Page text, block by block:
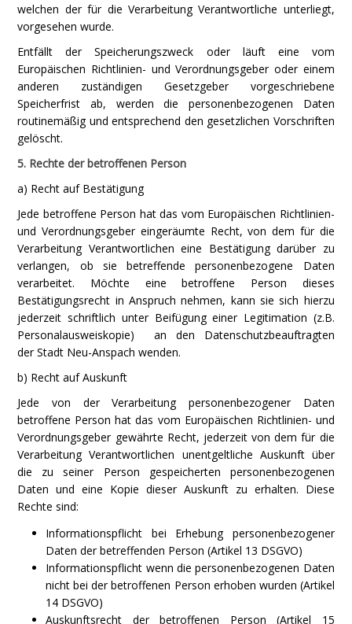
welchen der für die Verarbeitung Verantwortliche unterliegt,
vorgesehen wurde.
Entfällt der Speicherungszweck oder läuft eine vom
Europäischen Richtlinien- und Verordnungsgeber oder einem
anderen zuständigen Gesetzgeber vorgeschriebene
Speicherfrist ab, werden die personenbezogenen Daten
routinemäßig und entsprechend den gesetzlichen Vorschriften
gelöscht.
5. Rechte der betroffenen Person
a) Recht auf Bestätigung
Jede betroffene Person hat das vom Europäischen Richtlinien-
und Verordnungsgeber eingeräumte Recht, von dem für die
Verarbeitung Verantwortlichen eine Bestätigung darüber zu
verlangen, ob sie betreffende personenbezogene Daten
verarbeitet. Möchte eine betroffene Person dieses
Bestätigungsrecht in Anspruch nehmen, kann sie sich hierzu
jederzeit schriftlich unter Beifügung einer Legitimation (z.B.
Personalausweiskopie) an den Datenschutzbeauftragten
der Stadt Neu-Anspach wenden.
b) Recht auf Auskunft
Jede von der Verarbeitung personenbezogener Daten
betroffene Person hat das vom Europäischen Richtlinien- und
Verordnungsgeber gewährte Recht, jederzeit von dem für die
Verarbeitung Verantwortlichen unentgeltliche Auskunft über
die zu seiner Person gespeicherten personenbezogenen
Daten und eine Kopie dieser Auskunft zu erhalten. Diese
Rechte sind:
Informationspflicht bei Erhebung personenbezogener
Daten der betreffenden Person (Artikel 13 DSGVO)
Informationspflicht wenn die personenbezogenen Daten
nicht bei der betroffenen Person erhoben wurden (Artikel
14 DSGVO)
Auskunftsrecht der betroffenen Person (Artikel 15